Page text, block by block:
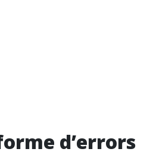
d’errors